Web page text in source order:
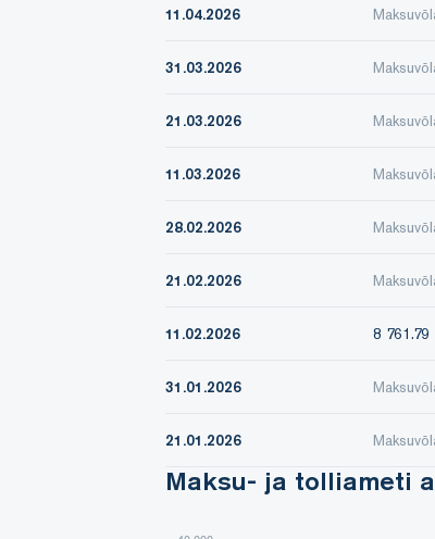
11.04.2026
31.03.2026
21.03.2026
11.03.2026
28.02.2026
21.02.2026
11.02.2026 8 761.79
31.01.2026
21.01.2026
Maksu- ja tolliameti